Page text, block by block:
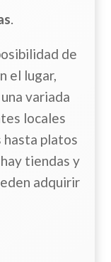
de
el lugar,
variada
locales
hasta platos
tiendas y
adquirir